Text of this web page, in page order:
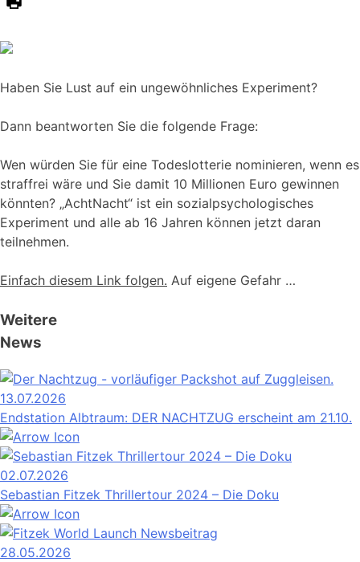
Haben Sie Lust auf ein ungewöhnliches Experiment?
Dann beantworten Sie die folgende Frage:
Wen würden Sie für eine Todeslotterie nominieren, wenn es
straffrei wäre und Sie damit 10 Millionen Euro gewinnen
könnten? „AchtNacht“ ist ein sozialpsychologisches
Experiment und alle ab 16 Jahren können jetzt daran
teilnehmen.
Einfach diesem Link folgen. Auf eigene Gefahr …
Weitere
News
13.07.2026
Endstation Albtraum: DER NACHTZUG erscheint am 21.10.
02.07.2026
Sebastian Fitzek Thrillertour 2024 – Die Doku
28.05.2026